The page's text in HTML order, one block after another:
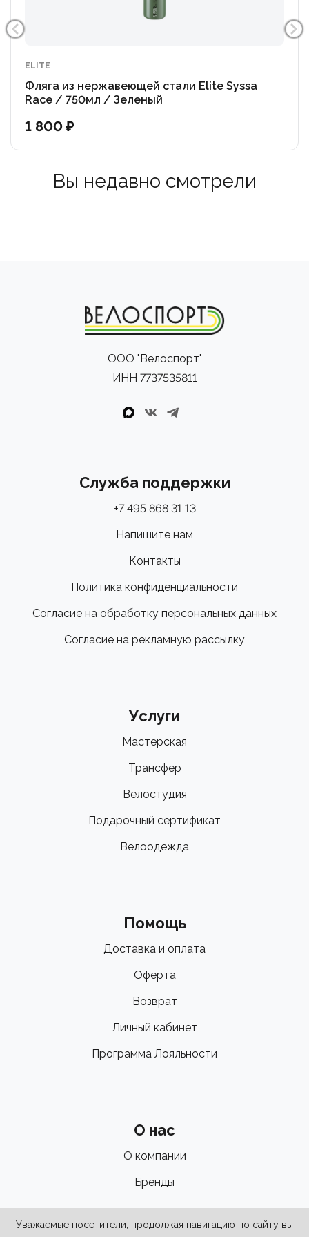
незаменимая деталь для грэвела и MTB. Колпачок
легко открывается одной рукой прямо на ходу.
Удобство и гигиена: Горлышко стало на 20% шире,
что упрощает добавление льда, изотоника и мытье
фляги. Фляга полностью разбирается, изготовлена из
BPA и безопасна для здоровья.
Elite Ice Fly — глоток ледяной свежести, когда он
нужен больше всего!
ELITE
Фляга из нержавеющей стали Elite Syssa
Race / 750мл / Зеленый
1 800 ₽
Вы недавно смотрели
ООО "Велоспорт"
ИНН 7737535811
Служба поддержки
+7 495 868 31 13
Напишите нам
Контакты
Политика конфиденциальности
Согласие на обработку персональных данных
Согласие на рекламную рассылку
Услуги
Мастерская
Трансфер
Велостудия
Подарочный сертификат
Велоодежда
Помощь
Доставка и оплата
Оферта
Возврат
Личный кабинет
Программа Лояльности
О нас
О компании
Бренды
Уважаемые посетители, продолжая навигацию по сайту вы